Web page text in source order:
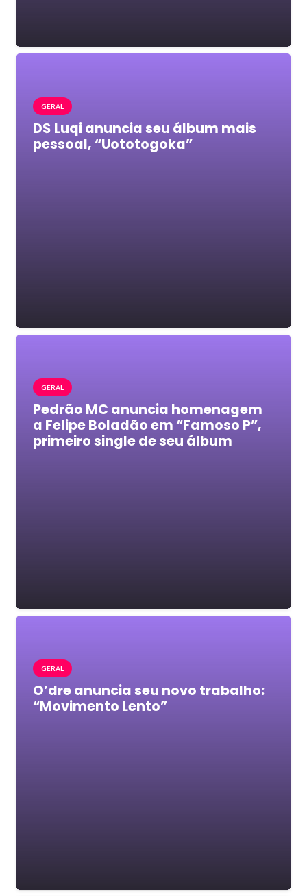
GERAL
D$ Luqi anuncia seu álbum mais
pessoal, “Uototogoka”
GERAL
Pedrão MC anuncia homenagem
a Felipe Boladão em “Famoso P”,
primeiro single de seu álbum
GERAL
O’dre anuncia seu novo trabalho:
“Movimento Lento”